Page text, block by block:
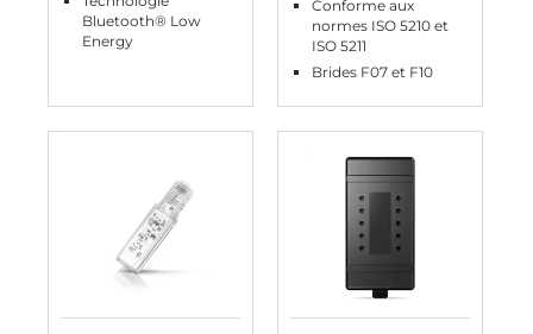
Bluetooth® Low
Energy
Conforme aux
normes ISO 5210 et
ISO 5211
Brides F07 et F10